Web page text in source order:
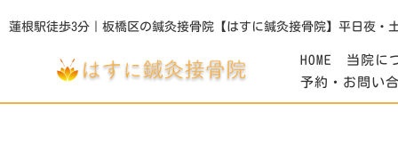
蓮根駅徒歩3分｜板橋区の鍼灸接骨院【はすに鍼灸接骨院】平日夜・
HOME
当院に
予約・お問い